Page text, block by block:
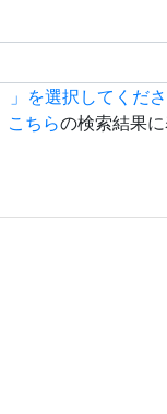
を選択してくださ
こちらの検索結果